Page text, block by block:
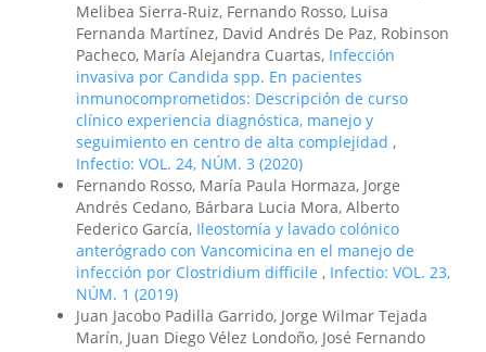
Melibea Sierra-Ruiz, Fernando Rosso, Luisa
Fernanda Martínez, David Andrés De Paz, Robinson
Pacheco, María Alejandra Cuartas, Infección
invasiva por Candida spp. En pacientes
inmunocomprometidos: Descripción de curso
clínico experiencia diagnóstica, manejo y
seguimiento en centro de alta complejidad ,
Infectio: VOL. 24, NÚM. 3 (2020)
Fernando Rosso, María Paula Hormaza, Jorge
Andrés Cedano, Bárbara Lucia Mora, Alberto
Federico García, Ileostomía y lavado colónico
anterógrado con Vancomicina en el manejo de
infección por Clostridium difficile , Infectio: VOL. 23,
NÚM. 1 (2019)
Juan Jacobo Padilla Garrido, Jorge Wilmar Tejada
Marín, Juan Diego Vélez Londoño, José Fernando